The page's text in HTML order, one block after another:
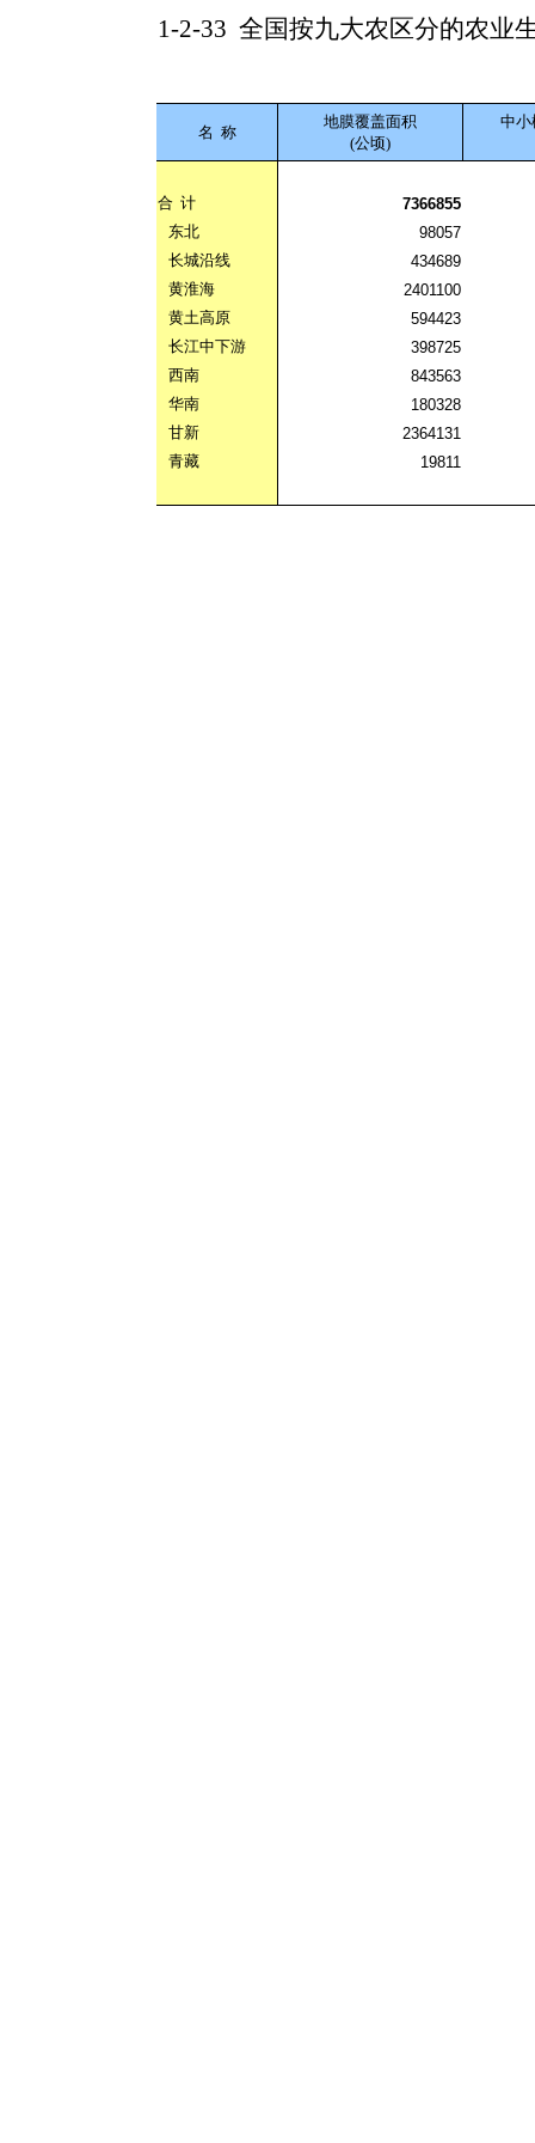
1-2-33 全国按九大农区分的农业
名 称
地膜覆盖面积
(公顷)
中小
合 计
7366855
东北
98057
长城沿线
434689
黄淮海
2401100
黄土高原
594423
长江中下游
398725
西南
843563
华南
180328
甘新
2364131
青藏
19811